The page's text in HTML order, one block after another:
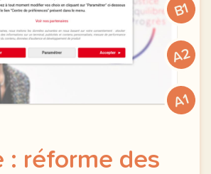
B1
A2
A1
: réforme des